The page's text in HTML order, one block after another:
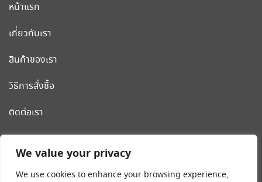
We value your privacy
We use cookies to enhance your browsing experience,
โรงงานผลิต รถเข็นสแตนเลส รถเข็นโรงแรม เครื่องมือและอุปกรณ์
หน้าแรก
เกี่ยวกับเรา
สินค้าของเรา
วิธีการสั่งซื้อ
ติดต่อเรา